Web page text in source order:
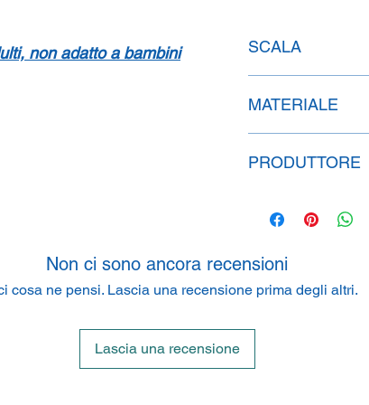
non adatto a bambini
SCALA
MATERIALE
PRODUTTORE
P.O. BOX 50 05 04,
Non ci sono ancora recensioni
cosa ne pensi. Lascia una recensione prima degli altri.
Lascia una recensione